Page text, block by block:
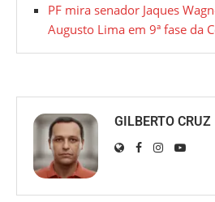
PF mira senador Jaques
Augusto Lima em 9ª fase da
GILBERTO CRUZ